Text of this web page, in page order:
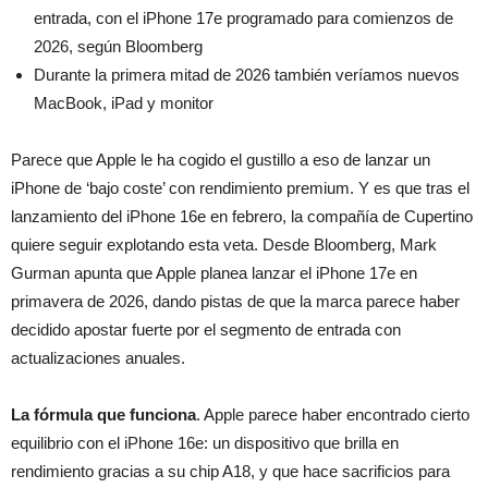
entrada, con el iPhone 17e programado para comienzos de
2026, según Bloomberg
Durante la primera mitad de 2026 también veríamos nuevos
MacBook, iPad y monitor
Parece que Apple le ha cogido el gustillo a eso de lanzar un
iPhone de ‘bajo coste’ con rendimiento premium. Y es que tras el
lanzamiento del iPhone 16e en febrero, la compañía de Cupertino
quiere seguir explotando esta veta. Desde Bloomberg, Mark
Gurman apunta que Apple planea lanzar el iPhone 17e en
primavera de 2026, dando pistas de que la marca parece haber
decidido apostar fuerte por el segmento de entrada con
actualizaciones anuales.
La fórmula que funciona. Apple parece haber encontrado cierto
equilibrio con el iPhone 16e: un dispositivo que brilla en
rendimiento gracias a su chip A18, y que hace sacrificios para